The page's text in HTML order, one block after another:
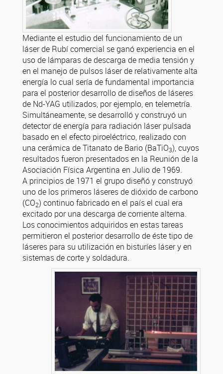
Mediante el estudio del funcionamiento de un
láser de Rubí comercial se ganó experiencia en el
uso de lámparas de descarga de media tensión y
en el manejo de pulsos láser de relativamente alta
energía lo cual sería de fundamental importancia
para el posterior desarrollo de diseños de láseres
de Nd-YAG utilizados, por ejemplo, en telemetría.
Simultáneamente, se desarrolló y construyó un
detector de energía para radiación láser pulsada
basado en el efecto piroeléctrico, realizado con
una cerámica de Titanato de Bario (BaTiO3), cuyos
resultados fueron presentados en la Reunión de la
Asociación Física Argentina en Julio de 1969.
A principios de 1971 el grupo diseñó y construyó
uno de los primeros láseres de dióxido de carbono
(CO2) continuo fabricado en el país el cual era
excitado por una descarga de corriente alterna.
Los conocimientos adquiridos en estas tareas
permitieron el posterior desarrollo de éste tipo de
láseres para su utilización en bisturíes láser y en
sistemas de corte y soldadura.